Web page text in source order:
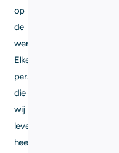
op
de
werkplek.
Elke
persoon
die
wij
leveren
heeft